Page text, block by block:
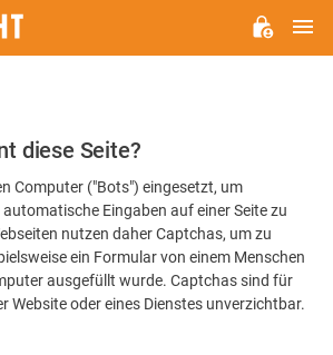
diese Seite?
Computer ("Bots") eingesetzt, um
Eingaben auf einer Seite zu
nutzen daher Captchas, um zu
ein Formular von einem Menschen
ausgefüllt wurde. Captchas sind für
Website oder eines Dienstes unverzichtbar.